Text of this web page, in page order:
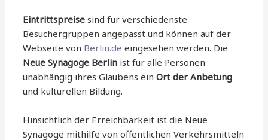
Eintrittspreise sind für verschiedenste
Besuchergruppen angepasst und können auf der
Webseite von Berlin.de eingesehen werden. Die
Neue Synagoge Berlin ist für alle Personen
unabhängig ihres Glaubens einOrt der Anbetung
und kulturellen Bildung.
Hinsichtlich der Erreichbarkeit ist die Neue
Synagoge mithilfe von öffentlichen Verkehrsmitteln